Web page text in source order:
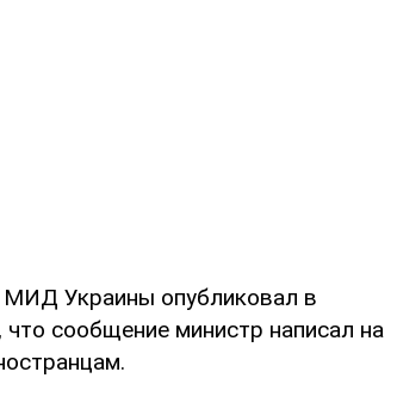
МИД Украины опубликовал в
сообщение министр написал на